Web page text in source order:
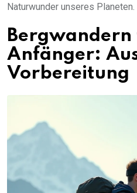
Naturwunder unseres Planeten.
Anfänger:
Vorbereitung